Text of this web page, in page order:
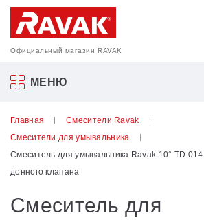
Официальный магазин RAVAK
МЕНЮ
Акриловые ванны Ravak
Шторки для ванн
Главная
Смесители Ravak
Смесители для умывальника
Смеситель для умывальника Ravak 10° TD
донного клапана
Смеситель для